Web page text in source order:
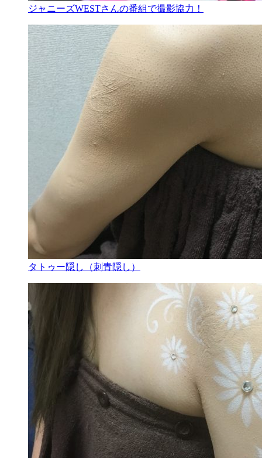
ジャニーズWESTさんの番組で撮影協力！
タトゥー隠し（刺青隠し）